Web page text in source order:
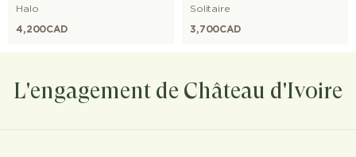
Halo
4,200CAD
Solitaire
3,700CAD
L'engagement de Château d'Ivoire